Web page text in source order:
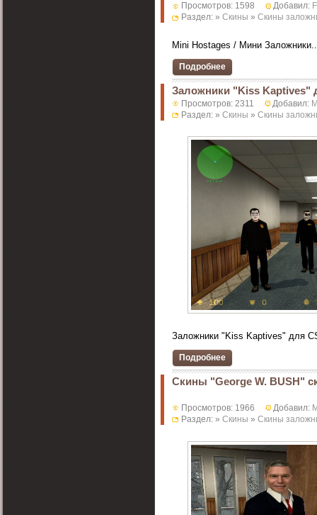
Просмотров: 1598 Добавил:
Раздел: » Скины » Скины
Mini Hostages / Мини
Подробнее
Заложники "Kiss Kaptives"
Просмотров: 2311 Добавил:
Раздел: » Скины » Скины
Заложники "Kiss Kaptives" для
Подробнее
Скины "George W. BUSH"
Просмотров: 1966 Добавил:
Раздел: » Скины » Скины